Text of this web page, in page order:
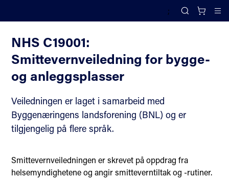
;
Search
NHS C19001:
Smittevernveiledning for bygge-
og anleggsplasser
Veiledningen er laget i samarbeid med
Byggenæringens landsforening (BNL) og er
tilgjengelig på flere språk.
Smittevernveiledningen er skrevet på oppdrag fra
helsemyndighetene og angir smitteverntiltak og -rutiner.